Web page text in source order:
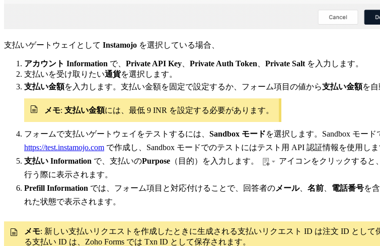
支払いゲートウェイとして Instamojo を選択している場合、
アカウント Information で、 Private API Key Private Auth Token Private Salt を入力します。
支払いを受け取りたい通貨を選択します。
支払い金額を入力します。支払い金額を固定で設定するか、フォーム項目の値から支払い金額を自
メモ: 支払い金額には、最低 9 INR を設定する必要があります。
フォームで支払いゲートウェイをテストするには、 Sandbox モードを選択します。Sandbox モー
https://test.instamojo.com で作成し、Sandbox モードでのテストにはテスト用 API 認証情報を使用しま
支払い Information で、支払いのPurpose （目的）を入力します。
アイコンをクリックすると
行う際に表示されます。
Prefill Information では、フォーム項目と対応付けることで、回答者のメール、 名前 電話番号を
れた状態で表示されます。
メモ: 新しい支払いリクエストを作成したときに生成される支払いリクエスト ID は注文 ID とし
る支払い ID は、Zoho Forms では Txn ID として保存されます。